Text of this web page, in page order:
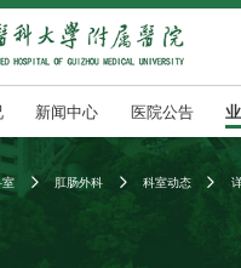
新闻中心 医院公告
室  肛肠外科  科室动态 